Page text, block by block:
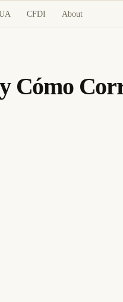
CFDI About
Cómo